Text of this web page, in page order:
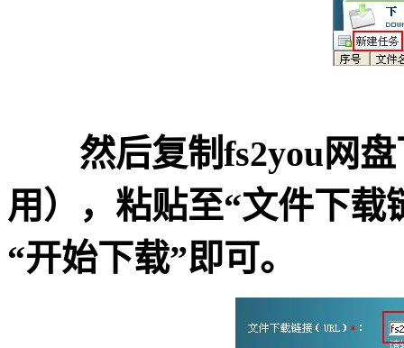
然后复制fs2you网盘
用），粘贴至“文件下
“开始下载”即可。